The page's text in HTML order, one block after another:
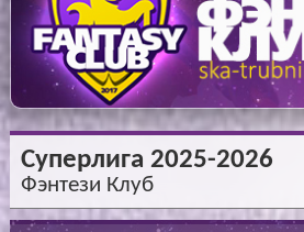
Суперлига 2025-2026
Фэнтези Клуб